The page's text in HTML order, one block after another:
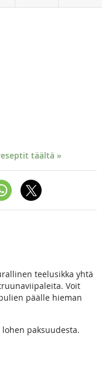
täältä »
teelusikka yhtä
Voit
päälle hieman
paksuudesta.